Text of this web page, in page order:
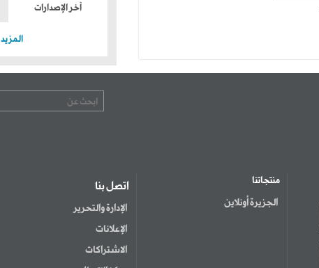
آخر الإصدارات
المزيد
منتجاتنا
الجزيرة أونلاين
اتصل بنا
الإدارة والتحرير
الإعلانات
الاشتراكات